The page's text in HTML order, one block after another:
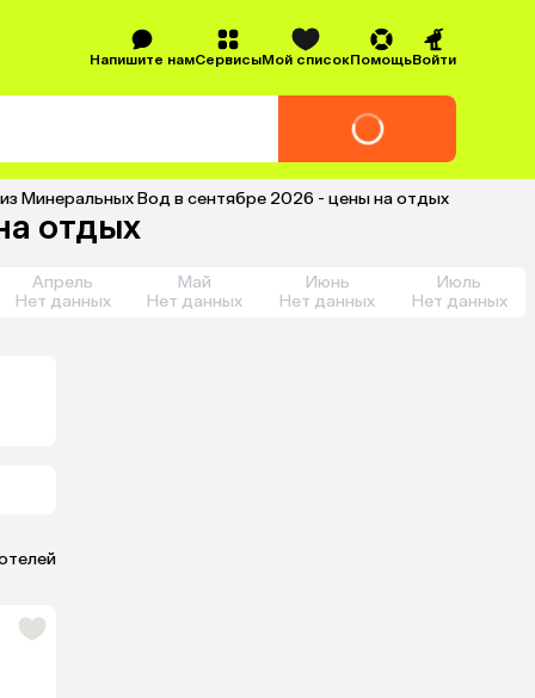
Напишите намСервисыМой списокПомощьВойти
Минеральных Вод в сентябре 2026 - цены на отдых
отдых
Апрель
Нет данных
Май
Нет данных
Июнь
Нет данных
Июль
Нет данных